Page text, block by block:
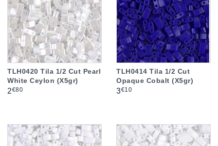
TLH0420 Tila 1/2 Cut Pearl
White Ceylon (X5gr)
Prix
2€80
TLH0414 Tila 1/2 Cut
Opaque Cobalt (X5gr)
Prix
3€10